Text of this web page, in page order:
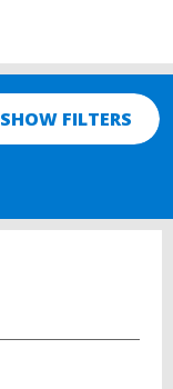
SHOW FILTERS